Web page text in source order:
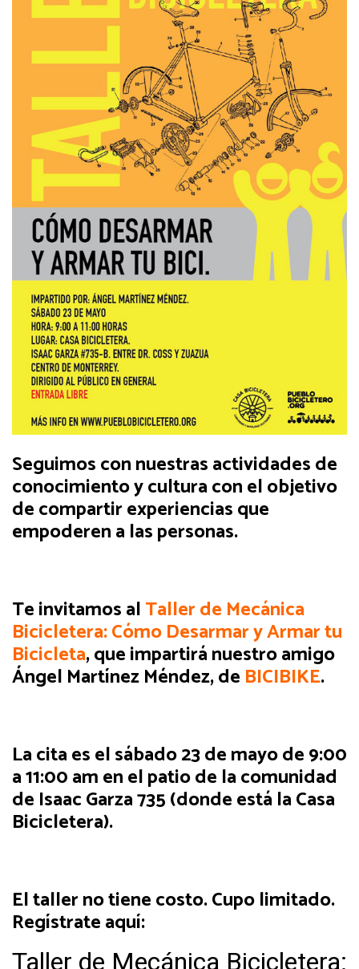
Seguimos con nuestras actividades de
conocimiento y cultura con el objetivo
de compartir experiencias que
empoderen a las personas.
Te invitamos alTaller de Mecánica
Bicicletera: Cómo Desarmar y Armar tu
Bicicleta, que impartirá nuestro amigo
Ángel Martínez Méndez, de BICIBIKE.
La cita es el sábado 23 de mayo de 9:00
a 11:00 am en el patio de la comunidad
de Isaac Garza 735 (donde está la Casa
Bicicletera).
El taller no tiene costo. Cupo limitado.
Regístrate aquí: